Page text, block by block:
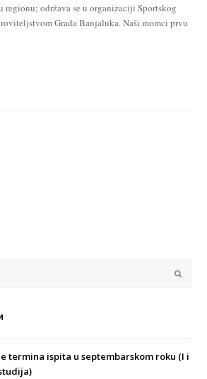
održava se u organizaciji Sportskog
Grada Banjaluka. Naši momci prvu
termina ispita u septembarskom roku (I i